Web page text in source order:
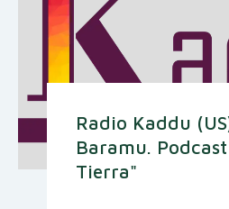
Radio Kaddu
Baramu.
Tierra"